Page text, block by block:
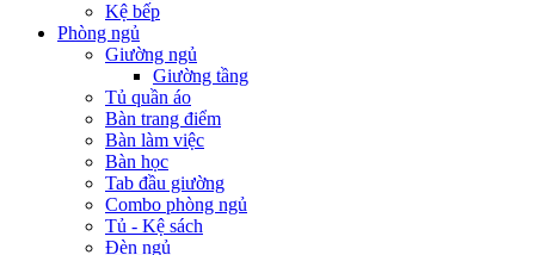
Kệ bếp
Phòng ngủ
Giường ngủ
Giường tầng
Tủ quần áo
Bàn trang điểm
Bàn làm việc
Bàn học
Tab đầu giường
Combo phòng ngủ
Tủ - Kệ sách
Đèn ngủ